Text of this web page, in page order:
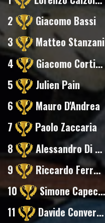
2
Giacomo Bassi
3
Matteo Stanzani
4
Giacomo Corticelli
5
Julien Pain
6
Mauro D'Andrea
7
Paolo Zaccaria
8
Alessandro Di Pasquale
9
Riccardo Ferroni
10
Simone Capecchi
11
Davide Convertino